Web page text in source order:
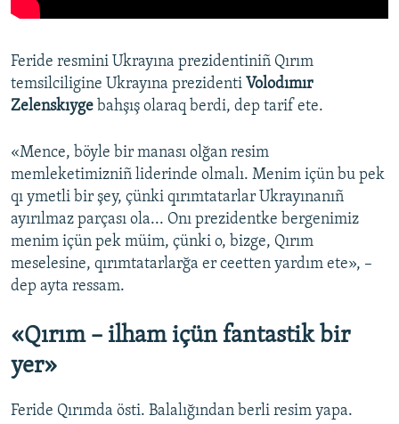
Feride resmini Ukrayına prezidentiniñ Qırım
temsilciligine Ukrayına prezidenti Volodımır
Zelenskıyge bahşış olaraq berdi, dep tarif ete.
«Mence, böyle bir manası olğan resim
memleketimizniñ liderinde olmalı. Menim içün bu pek
qı ymetli bir şey, çünki qırımtatarlar Ukrayınanıñ
ayırılmaz parçası ola... Onı prezidentke bergenimiz
menim içün pek müim, çünki o, bizge, Qırım
meselesine, qırımtatarlarğa er ceetten yardım ete», –
dep ayta ressam.
«Qırım – ilham içün fantastik bir
yer»
Feride Qırımda östi. Balalığından berli resim yapa.